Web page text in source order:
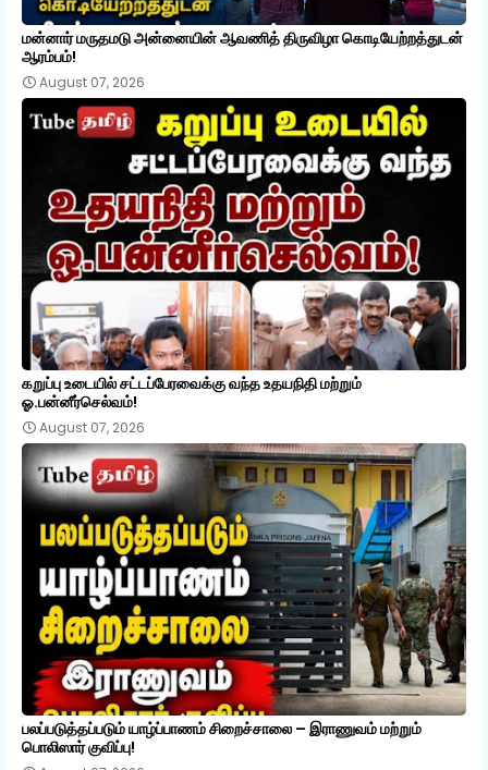
மன்னார் மருதமடு அன்னையின் ஆவணித் திருவிழா கொடியேற்றத்துடன்
ஆரம்பம்!
August 07, 2026
கறுப்பு உடையில் சட்டப்பேரவைக்கு வந்த உதயநிதி மற்றும்
ஓ.பன்னீர்செல்வம்!
August 07, 2026
பலப்படுத்தப்படும் யாழ்ப்பாணம் சிறைச்சாலை – இராணுவம் மற்றும்
பொலிஸார் குவிப்பு!